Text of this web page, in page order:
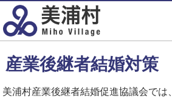
産業後継者結婚対策
美浦村産業後継者結婚促進協議会では